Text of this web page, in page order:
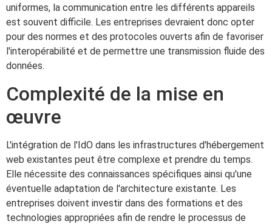
uniformes, la communication entre les différents appareils
est souvent difficile. Les entreprises devraient donc opter
pour des normes et des protocoles ouverts afin de favoriser
l'interopérabilité et de permettre une transmission fluide des
données.
Complexité de la mise en
œuvre
L'intégration de l'IdO dans les infrastructures d'hébergement
web existantes peut être complexe et prendre du temps.
Elle nécessite des connaissances spécifiques ainsi qu'une
éventuelle adaptation de l'architecture existante. Les
entreprises doivent investir dans des formations et des
technologies appropriées afin de rendre le processus de